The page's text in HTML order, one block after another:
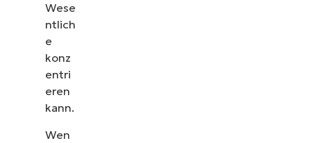
Wese
ntlich
e
konz
entri
eren
kann.
Wen